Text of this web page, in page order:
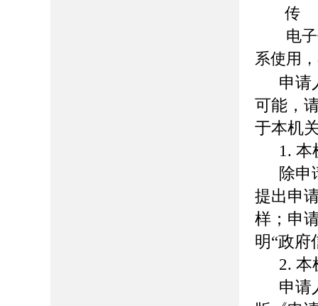
传
电子
系使用
申请
可能，
于本机
1.
除申
提出申
样；申
明“政府
2. 本
申请